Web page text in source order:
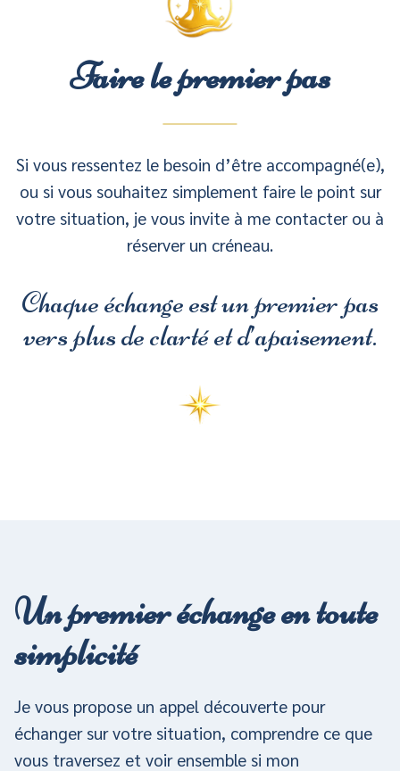
Faire le premier pas
Si vous ressentez le besoin d’être accompagné(e),
ou si vous souhaitez simplement faire le point sur
votre situation, je vous invite à me contacter ou à
réserver un créneau.
Chaque échange est un premier pas
vers plus de clarté et d’apaisement.
Un premier échange en toute
simplicité
Je vous propose un appel découverte pour
échanger sur votre situation, comprendre ce que
vous traversez et voir ensemble si mon